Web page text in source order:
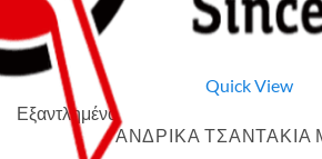
Quick View
Εξαντλημένο
ΑΝΔΡΙΚΑ ΤΣΑΝΤΑΚΙΑ